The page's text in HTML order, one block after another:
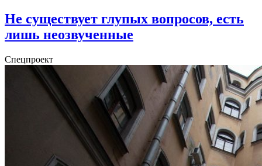
Не существует глупых вопросов, есть
лишь неозвученные
Спецпроект